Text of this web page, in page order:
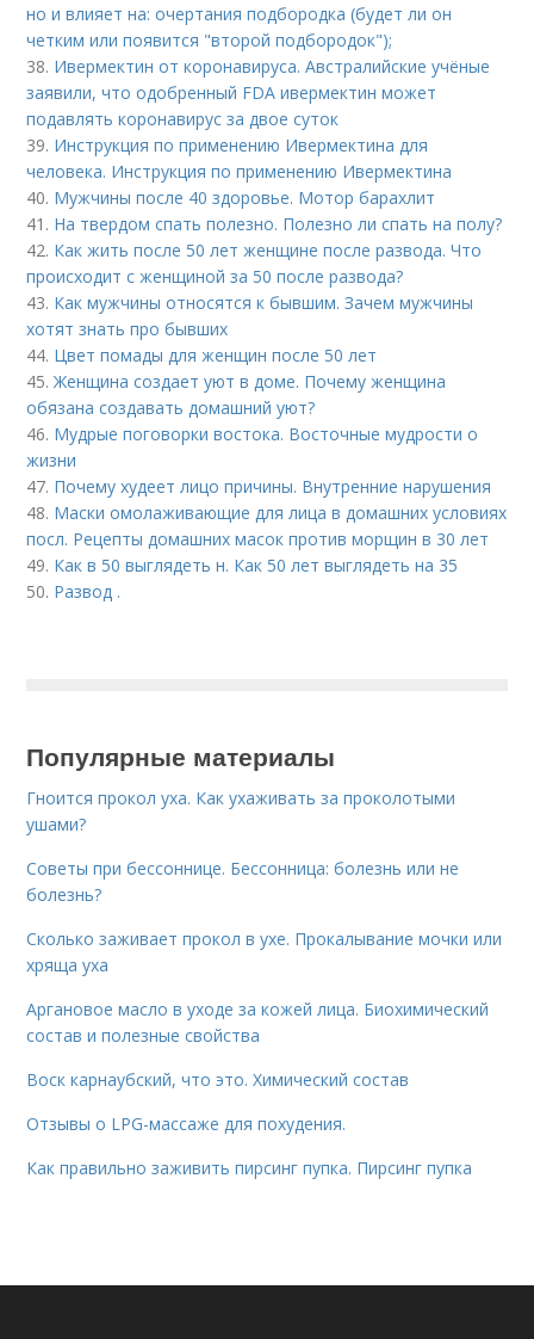
но и влияет на: очертания подбородка (будет ли он
четким или появится "второй подбородок");
38. Ивермектин от коронавируса. Австралийские учёные
заявили, что одобренный FDA ивермектин может
подавлять коронавирус за двое суток
39. Инструкция по применению Ивермектина для
человека. Инструкция по применению Ивермектина
40. Мужчины после 40 здоровье. Мотор барахлит
41. На твердом спать полезно. Полезно ли спать на полу?
42. Как жить после 50 лет женщине после развода. Что
происходит с женщиной за 50 после развода?
43. Как мужчины относятся к бывшим. Зачем мужчины
хотят знать про бывших
44. Цвет помады для женщин после 50 лет
45.Женщина создает уют в доме. Почему женщина
обязана создавать домашний уют?
46. Мудрые поговорки востока. Восточные мудрости о
жизни
47. Почему худеет лицо причины. Внутренние нарушения
48. Маски омолаживающие для лица в домашних условиях
посл. Рецепты домашних масок против морщин в 30 лет
49. Как в 50 выглядеть н. Как 50 лет выглядеть на 35
50. Развод .
Популярные материалы
Гноится прокол уха. Как ухаживать за проколотыми
ушами?
Советы при бессоннице. Бессонница: болезнь или не
болезнь?
Сколько заживает прокол в ухе. Прокалывание мочки или
хряща уха
Аргановое масло в уходе за кожей лица. Биохимический
состав и полезные свойства
Воск карнаубский, что это. Химический состав
Отзывы о LPG-массаже для похудения.
Как правильно заживить пирсинг пупка. Пирсинг пупка